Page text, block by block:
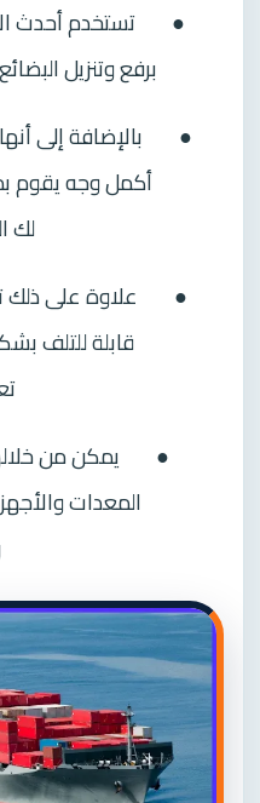
●
تستخدم أحدث
برفع وتنزيل
●
بالإضافة إلى
أكمل وجه يقوم
لك
●
علاوة على
قابلة للتلف
●
يمكن من
المعدات